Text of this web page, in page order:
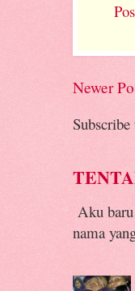
Newer
Subscribe
Aku
nama